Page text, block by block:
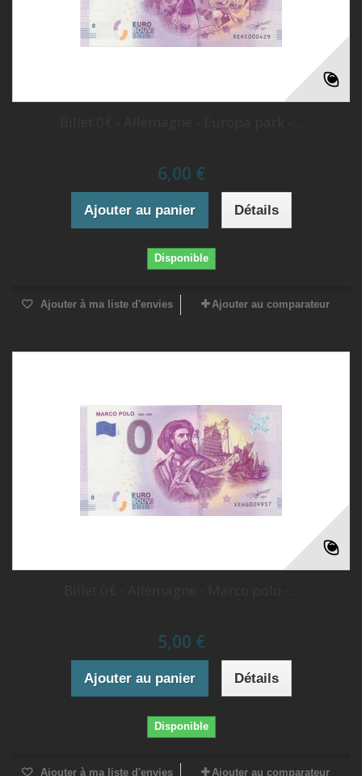
6,00 €
Ajouter au panier Détails
Disponible
Ajouter à ma liste d'envies Ajouter au comparateur
5,00 €
Ajouter au panier Détails
Disponible
Ajouter à ma liste d'envies Ajouter au comparateur